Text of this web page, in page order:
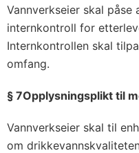
Vannverkseier skal
internkontroll for
Internkontrollen skal
omfang.
§ 7Opplysningsplikt til
Vannverkseier skal til
om